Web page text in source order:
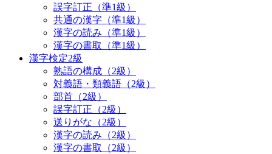
誤字訂正（準1級）
共通の漢字（準1級）
漢字の読み（準1級）
漢字の書取（準1級）
漢字検定2級
熟語の構成（2級）
対義語・類義語（2級）
部首（2級）
誤字訂正（2級）
送りがな（2級）
漢字の読み（2級）
漢字の書取（2級）